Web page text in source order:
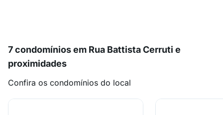
7 condomínios em Rua Battista Cerruti e
proximidades
Confira os condomínios do local